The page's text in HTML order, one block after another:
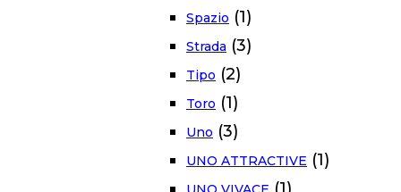
Spazio (1)
Strada (3)
Tipo (2)
Toro (1)
Uno (3)
UNO ATTRACTIVE (1)